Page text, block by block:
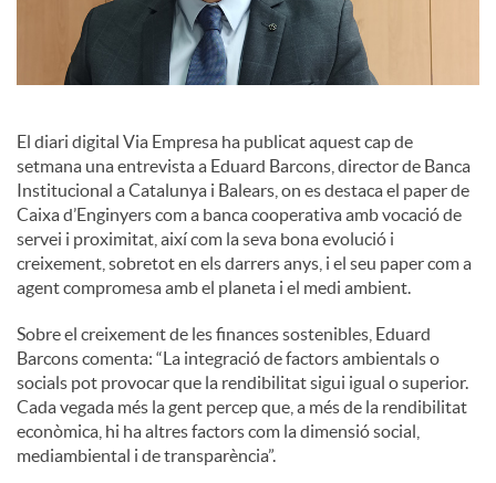
El diari digital Via Empresa ha publicat aquest cap de
setmana una entrevista a Eduard Barcons, director de Banca
Institucional a Catalunya i Balears, on es destaca el paper de
Caixa d’Enginyers com a banca cooperativa amb vocació de
servei i proximitat, així com la seva bona evolució i
creixement, sobretot en els darrers anys, i el seu paper com a
agent compromesa amb el planeta i el medi ambient.
Sobre el creixement de les finances sostenibles, Eduard
Barcons comenta: “La integració de factors ambientals o
socials pot provocar que la rendibilitat sigui igual o superior.
Cada vegada més la gent percep que, a més de la rendibilitat
econòmica, hi ha altres factors com la dimensió social,
mediambiental i de transparència”.